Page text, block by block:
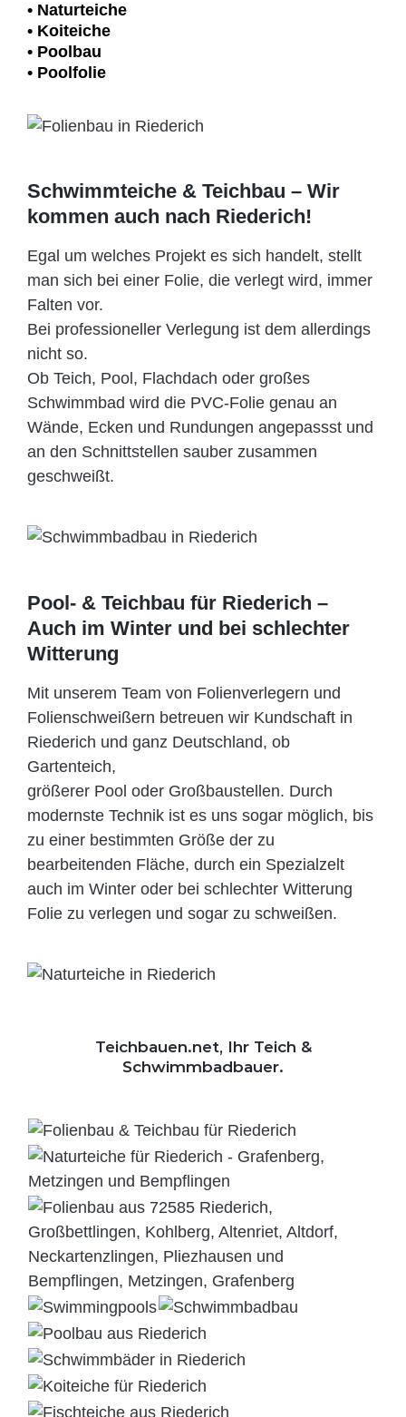
• Naturteiche
• Koiteiche
• Poolbau
• Poolfolie
Schwimmteiche & Teichbau – Wir
kommen auch nach Riederich!
Egal um welches Projekt es sich handelt, stellt
man sich bei einer Folie, die verlegt wird, immer
Falten vor.
Bei professioneller Verlegung ist dem allerdings
nicht so.
Ob Teich, Pool, Flachdach oder großes
Schwimmbad wird die PVC-Folie genau an
Wände, Ecken und Rundungen angepassst und
an den Schnittstellen sauber zusammen
geschweißt.
Pool- & Teichbau für Riederich –
Auch im Winter und bei schlechter
Witterung
Mit unserem Team von Folienverlegern und
Folien­schweißern betreuen wir Kundschaft in
Riederich und ganz Deutschland, ob
Gartenteich,
größerer Pool oder Großbaustellen. Durch
modernste Technik ist es uns sogar möglich, bis
zu einer bestimmten Größe der zu
bearbeitenden Fläche, durch ein Spezi­alzelt
auch im Winter oder bei schlechter Witterung
Folie zu verlegen und sogar zu schweißen.
Teichbauen.net, Ihr Teich &
Schwimmbadbauer.